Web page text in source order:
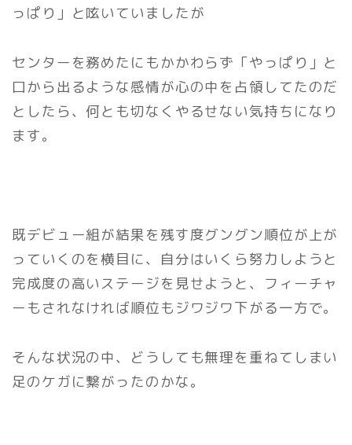
っぱり」と呟いていましたが
センターを務めたにもかかわらず「やっぱり」と
口から出るような感情が心の中を占領してたのだ
としたら、何とも切なくやるせない気持ちになり
ます。
既デビュー組が結果を残す度グングン順位が上が
っていくのを横目に、自分はいくら努力しようと
完成度の高いステージを見せようと、フィーチャ
ーもされなければ順位もジワジワ下がる一方で。
そんな状況の中、どうしても無理を重ねてしまい
足のケガに繋がったのかな。